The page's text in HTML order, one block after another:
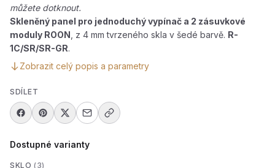
můžete dotknout.
Skleněný panel pro jednoduchý vypínač a 2 zásuvkové
moduly ROON , z 4 mm tvrzeného skla v šedé barvě. R-
1C/SR/SR-GR.
Zobrazit celý popis a parametry
SDÍLET
Dostupné varianty
SKLO (3)